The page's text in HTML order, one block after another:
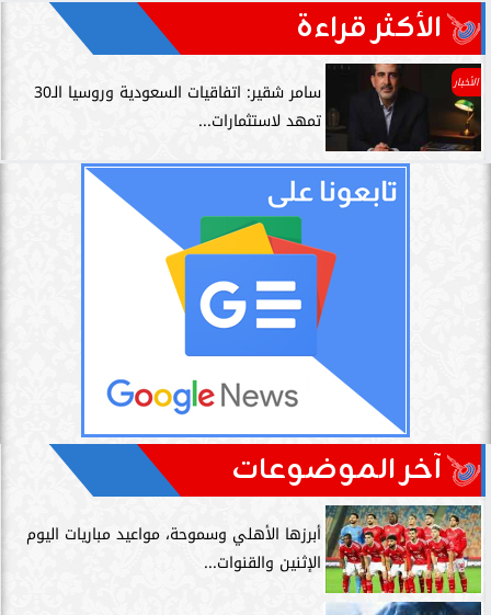
الأكثر قراءة
الأخبار
سامر شقير: اتفاقيات السعودية وروسيا الـ30
تمهد لاستثمارات...
آخر الموضوعات
أبرزها الأهلي وسموحة، مواعيد مباريات اليوم
الإثنين والقنوات...